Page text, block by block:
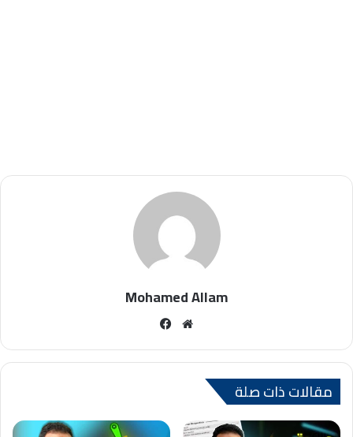
Mohamed Allam
موقع
مقالات ذات صلة